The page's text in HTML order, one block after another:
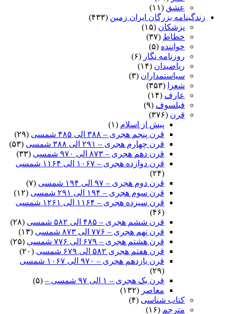
عشق (۱۱)
زندگینامه بزرگان ایران زمین (۴۳۳)
پزشکان (۱۵)
خطاط (۳۷)
خواننده (۵)
روزنامه نگار (۶)
ریاضیدان (۱۴)
سیاستمداران (۳)
شعرا
(۳۵۳)
عارف (۱۴)
فیلسوف (۹)
قرن (۳۷۶)
پیش از اسلام (۱)
قرن پنجم هجری – ۳۸۸ الی ۴۸۵ شمسی
(۲۹)
قرن چهارم هجری – ۲۹۱ الی ۳۸۸ شمسی
(۵۳)
قرن دهم هجری – ۸۷۳ الی ۹۷۰ شمسی
(۳۳)
قرن دوازده هجری – ۱۰۶۷ الی ۱۱۶۴ شمسی
(۲۴)
قرن دوم هجری – ۹۷ الی ۱۹۴ شمسی
(۷)
قرن سوم هجری – ۱۹۴ الی ۲۹۱ شمسی
(۱۲)
قرن سیزده هجری – ۱۱۶۴ الی ۱۲۶۱ شمسی
(۴۶)
قرن ششم هجری – ۴۸۵ الی ۵۸۲ شمسی
(۲۸)
قرن نهم هجری – ۷۷۶ الی ۸۷۳ شمسی
(۱۳)
قرن هشتم هجری – ۶۷۹ الی ۷۷۶ شمسی
(۲۵)
قرن هفتم هجری ۵۸۲ الی ۶۷۹ شمسی
(۲۰)
قرن یازدهم هجری – ۹۷۰ الی ۱۰۶۷ شمسی
(۲۹)
قرن یک هجری – ۱ الی ۹۷ شمسی –
(۵)
معاصر (۱۳۲)
کتاب شناسی (۴)
مترجم (۱۶)